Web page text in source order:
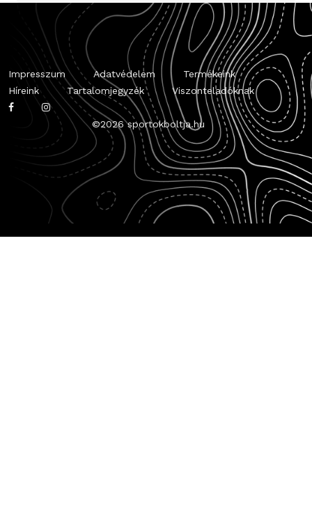
Impresszum Adatvédelem
Termékeink
Híreink
Tartalomjegyzék Viszonteladóknak
©2026 sportokboltja.hu